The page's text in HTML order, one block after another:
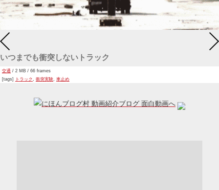
いつまでも衝突しないトラック
交通 / 2 MB / 66 frames
[tags]
トラック, 衝突実験, 車止め